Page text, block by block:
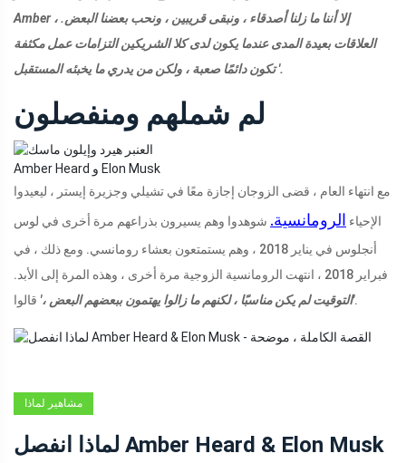
Amber ، إلا أننا ما زلنا أصدقاء ، ونبقى قريبين ، ونحب بعضنا البعض.
العلاقات بعيدة المدى عندما يكون لدى كلا الشريكين التزامات عمل مكثفة
تكون دائمًا صعبة ، ولكن من يدري ما يخبئه المستقبل '.
لم شملهم ومنفصلون
Amber Heard و Elon Musk
مع انتهاء العام ، قضى الزوجان إجازة معًا في تشيلي وجزيرة إيستر ، ليعيدوا
الإحياء الرومانسية. شوهدوا وهم يسيرون بذراعهم مرة أخرى في لوس
أنجلوس في يناير 2018 ، وهم يستمتعون بعشاء رومانسي. ومع ذلك ، في
فبراير 2018 ، انتهت الرومانسية الزوجية مرة أخرى ، وهذه المرة إلى الأبد.
'التوقيت لم يكن مناسبًا ، لكنهم ما زالوا يهتمون ببعضهم البعض ،'قالوا.
مشاهير لماذا
HEARD & ELON
لماذا انفصل Amber Heard & Elon Musk